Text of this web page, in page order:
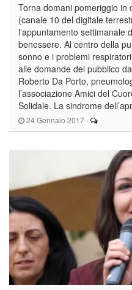
24 Gennaio 2017 -
Torna domani pomeriggio in
(canale 10 del digitale
l’appuntamento settimanale
benessere. Al centro della
sonno e i problemi
alle domande del pubblico
Roberto Da Porto,
l’associazione Amici del
Solidale. La sindrome